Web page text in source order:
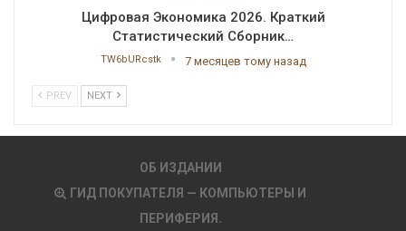
Цифровая Экономика 2026. Краткий
Статистический Сборник…
TW6bURcstk 7 месяцев тому назад
PREV NEXT
ОБ ИЗДАНИИ
ГИД ПОКУПАТЕЛЯ — КОМПЬЮТЕРЫ И
ПЕРИФЕРИЯ.